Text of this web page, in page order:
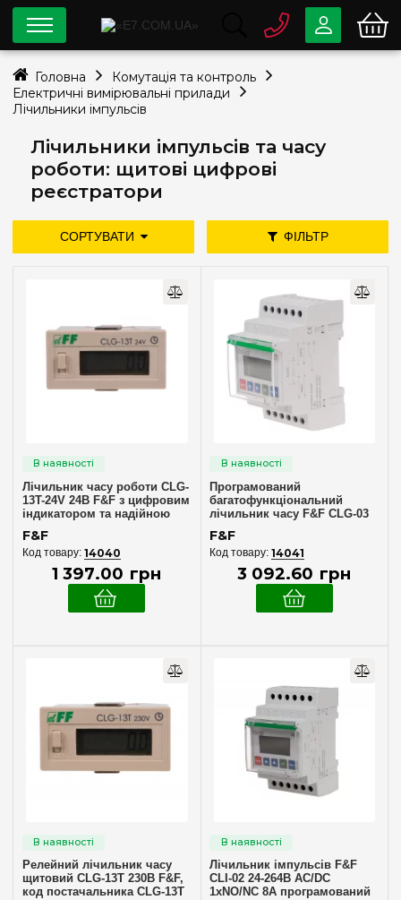
Лічильники імпульсів та часу
роботи: щитові цифрові
реєстратори
СОРТУВАТИ ФІЛЬТР
грн
Мережа
Підключення
Пряме(4)
Трансформаторне
Лічильник часу роботи CLG-
13T-24V 24В F&F з цифровим
індикатором та надійною
F&F
14040
1 397.00 грн
Програмований
багатофункціональний
лічильник часу F&F CLG-03
F&F
14041
3 092.60 грн
Релейний лічильник часу
щитовий CLG-13T 230В F&F,
код постачальника CLG-13T
Лічильник імпульсів F&F
CLI-02 24-264В AC/DC
1xNO/NC 8А програмований
0 80033-63-07
info@e7.com.ua
334-79-78
Viber Telegram
Головна
Комутація та контроль
Електричні вимірювальні прилади
Лічильники імпульсів